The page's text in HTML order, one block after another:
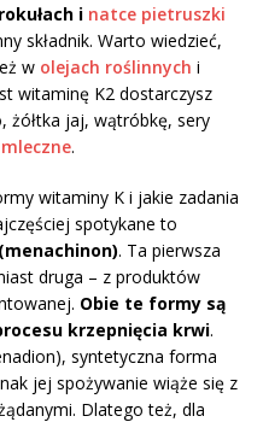
i natce pietruszki
składnik. Warto wiedzieć,
w olejach roślinnych i
witaminę K2 dostarczysz
żółtka jaj, wątróbkę, sery
.
witaminy K i jakie zadania
spotykane to
. Ta pierwsza
druga – z produktów
Obie te formy są
krzepnięcia krwi.
syntetyczna forma
jej spożywanie wiąże się z
Dlatego też, dla